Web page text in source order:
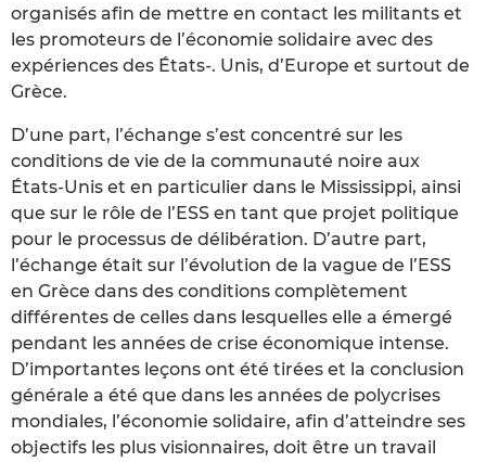
organisés afin de mettre en contact les militants et
les promoteurs de l’économie solidaire avec des
expériences des États-. Unis, d’Europe et surtout de
Grèce.
D’une part, l’échange s’est concentré sur les
conditions de vie de la communauté noire aux
États-Unis et en particulier dans le Mississippi, ainsi
que sur le rôle de l’ESS en tant que projet politique
pour le processus de délibération. D’autre part,
l’échange était sur l’évolution de la vague de l’ESS
en Grèce dans des conditions complètement
différentes de celles dans lesquelles elle a émergé
pendant les années de crise économique intense.
D’importantes leçons ont été tirées et la conclusion
générale a été que dans les années de polycrises
mondiales, l’économie solidaire, afin d’atteindre ses
objectifs les plus visionnaires, doit être un travail